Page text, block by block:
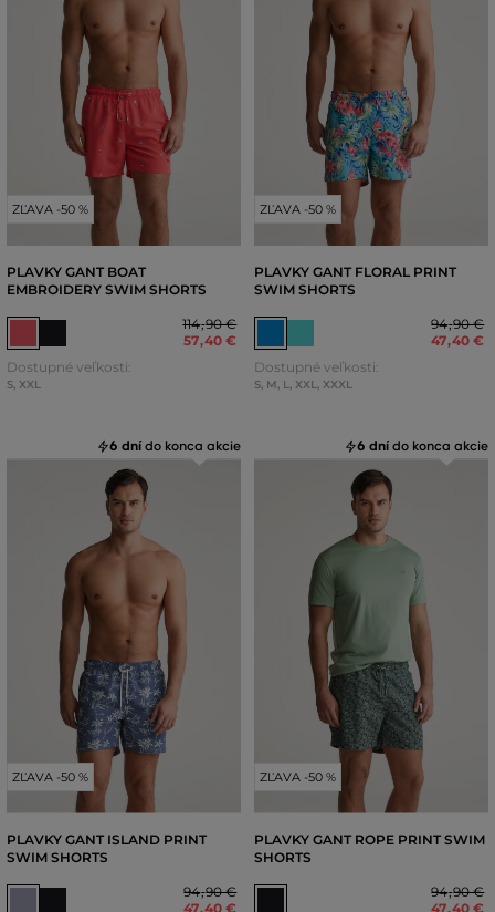
ZĽAVA -50 %
PLAVKY GANT BOAT
EMBROIDERY SWIM SHORTS
114,90 €
57,40 €
Dostupné veľkosti:
S, XXL
ZĽAVA -50 %
PLAVKY GANT FLORAL PRINT
SWIM SHORTS
94,90 €
47,40 €
Dostupné veľkosti:
S, M, L, XXL, XXXL
6 dní do konca akcie
ZĽAVA -50 %
PLAVKY GANT ISLAND PRINT
SWIM SHORTS
94,90 €
47,40 €
6 dní do konca akcie
ZĽAVA -50 %
PLAVKY GANT ROPE PRINT SWIM
SHORTS
94,90 €
47,40 €